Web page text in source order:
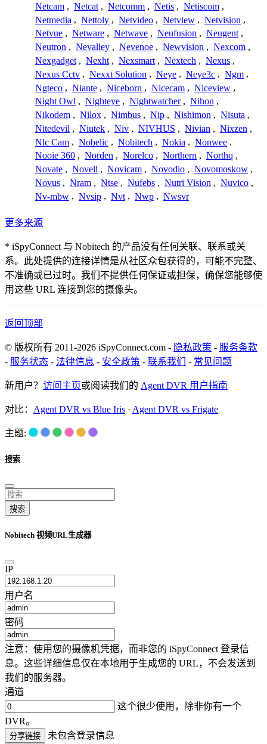
Netcam , Netcat , Netcomm , Netis , Netiscom ,
Netmedia , Nettoly , Netvideo , Netview , Netvision ,
Netvue , Netware , Netwave , Neufusion , Neugent ,
Neutron , Nevalley , Nevenoe , Newvision , Nexcom ,
Nexgadget , Nexht , Nexsmart , Nextech , Nexus ,
Nexus Cctv , Nexxt Solution , Neye , Neye3c , Ngm ,
Ngteco , Niante , Niceborn , Nicecam , Niceview ,
Night Owl , Nighteye , Nightwatcher , Nihon ,
Nikodem , Nilox , Nimbus , Nip , Nishimon , Nisuta ,
Nitedevil , Niutek , Niv , NIVHUS , Nivian , Nixzen ,
Nlc Cam , Nobelic , Nobitech , Nokia , Nonwee ,
Nooie 360 , Norden , Norelco , Northern , Northq ,
Novate , Novell , Novicam , Novodio , Novomoskow ,
Novus , Nram , Ntse , Nufebs , Nutri Vision , Nuvico ,
Nv-mbw , Nvsip , Nvt , Nwp , Nwsvr
更多来源
* iSpyConnect 与 Nobitech 的产品没有任何关联、联系或关
系。此处提供的连接详情是从社区众包获得的，可能不完整、
不准确或已过时。我们不提供任何保证或担保，确保您能够使
用这些 URL 连接到您的摄像头。
返回顶部
© 版权所有 2011-2026 iSpyConnect.com - 隐私政策 - 服务条款
- 服务状态 - 法律信息 - 安全政策 - 联系我们 - 常见问题
新用户？ 访问主页或阅读我们的 Agent DVR 用户指南
对比： Agent DVR vs Blue Iris · Agent DVR vs Frigate
主题:
搜索
搜索
Nobitech 视频URL生成器
IP
用户名
密码
注意：使用您的摄像机凭据，而非您的 iSpyConnect 登录信
息。这些详细信息仅在本地用于生成您的 URL，不会发送到
我们的服务器。
通道
这个很少使用，除非你有一个
DVR。
分享链接 未包含登录信息